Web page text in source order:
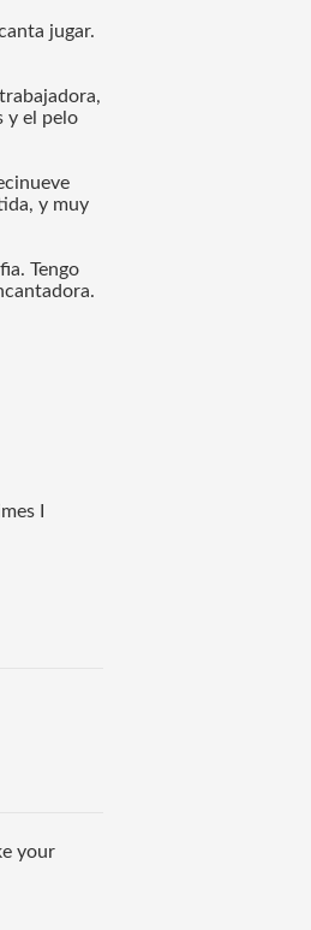
jugar.
y el pelo
y muy
Tengo
I
your